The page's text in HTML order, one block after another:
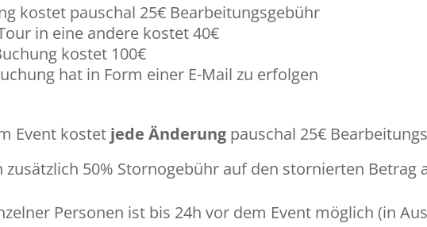
kostet pauschal 25€ Bearbeitungsgebühr
in eine andere kostet 40€
kostet 100€
hat in Form einer E-Mail zu erfolgen
Event kostet jede Änderung pauschal 25€
zusätzlich 50% Stornogebühr auf den stornierten Betrag
Personen ist bis 24h vor dem Event möglich (in